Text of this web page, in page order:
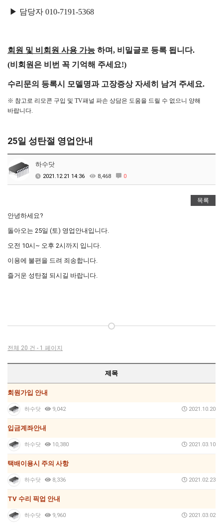
▶ 담당자 010-7191-5368
회원 및 비회원 사용 가능 하며, 비밀글로 등록 됩니다.
(비회원은 비번 꼭 기억해 주세요!)
수리문의 등록시 모델명과 고장증상자세히 남겨 주세요.
※ 참고로 리모콘 구입 및 TV패널 파손 상담은 도움을 드릴 수 없으니 양해
바랍니다.
25일 성탄절 영업안내
하수닷
2021.12.21 14:36 8,468 0
목록
안녕하세요?
돌아오는 25일 (토) 영업안내입니다.
오전 10시~ 오후 2시까지 입니다.
이용에 불편을 드려 죄송합니다.
즐거운 성탄절 되시길 바랍니다.
전체 20 건 - 1 페이지
제목
회원가입 안내
하수닷 9,042 2021.10.20
입금계좌안내
하수닷 10,380 2021.03.10
택배이용시 주의 사항
하수닷 8,336 2021.02.23
TV 수리 픽업 안내
하수닷 9,960 2021.03.02